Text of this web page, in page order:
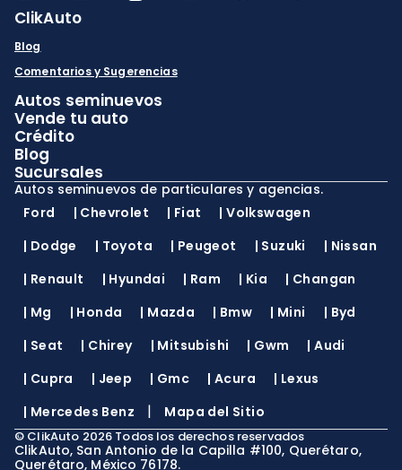
ClikAuto
Blog
Comentarios y Sugerencias
Autos seminuevos
Vende tu auto
Crédito
Blog
Sucursales
Autos seminuevos de particulares y agencias.
Ford
| Chevrolet | Fiat |Volkswagen
| Dodge | Toyota | Peugeot | Suzuki | Nissan
| Renault | Hyundai | Ram | Kia | Changan
| Mg | Honda | Mazda | Bmw | Mini | Byd
| Seat | Chirey | Mitsubishi | Gwm |Audi
| Cupra | Jeep | Gmc |Acura | Lexus
| Mercedes Benz | Mapa del Sitio
© ClikAuto 2026 Todos los derechos reservados
ClikAuto, San Antonio de la Capilla #100, Querétaro,
Querétaro, México 76178.